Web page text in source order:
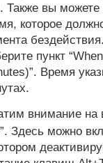
Также вы можете
которое
пункт
Время
внимание на
Здесь можно